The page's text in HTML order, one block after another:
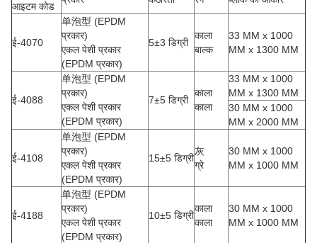
आइटम कोड
ई-4070
单泡型 (EPDM
प्रकार)
एकल पेशी प्रकार
(EPDM प्रकार)
5±3 डिग्री
काला
बाल्क
33 MM x 1000
MM x 1300 MM
ई-4088
单泡型 (EPDM
प्रकार)
एकल पेशी प्रकार
(EPDM प्रकार)
7±5 डिग्री
काला
काला
33 MM x 1000
MM x 1300 MM
30 MM x 1000
MM x 2000 MM
ई-4108
单泡型 (EPDM
प्रकार)
एकल पेशी प्रकार
(EPDM प्रकार)
15±5 डिग्री
灰
ग्रे
30 MM x 1000
MM x 1000 MM
ई-4188
单泡型 (EPDM
प्रकार)
एकल पेशी प्रकार
(EPDM प्रकार)
10±5 डिग्री
काला
काला
30 MM x 1000
MM x 1000 MM